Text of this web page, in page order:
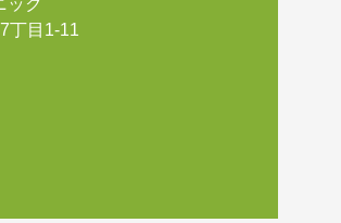
丁目1-11